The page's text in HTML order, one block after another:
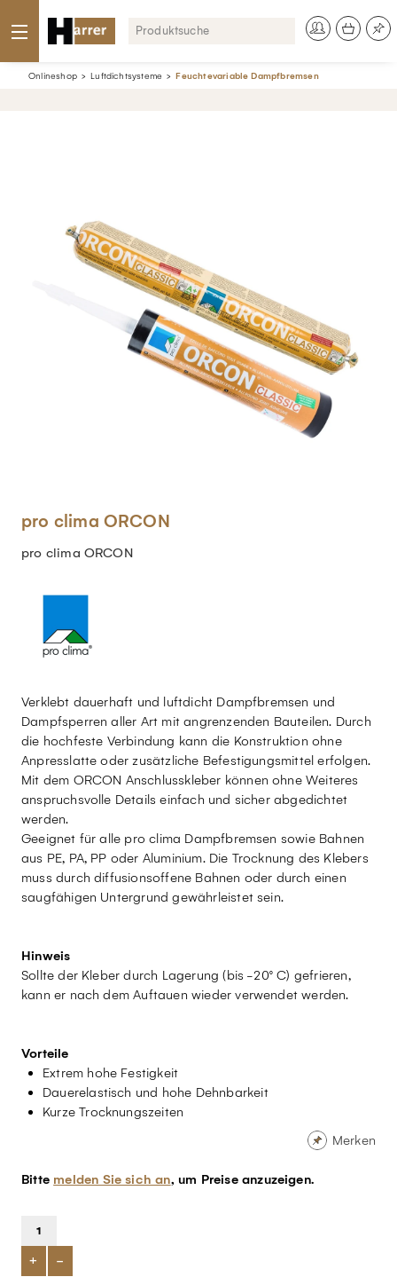
Onlineshop Luftdichtsysteme Feuchtevariable Dampfbremsen
pro clima ORCON
pro clima ORCON
Verklebt dauerhaft und luftdicht Dampfbremsen und
Dampfsperren aller Art mit angrenzenden Bauteilen. Durch
die hochfeste Verbindung kann die Konstruktion ohne
Anpresslatte oder zusätzliche Befestigungsmittel erfolgen.
Mit dem ORCON Anschlusskleber können ohne Weiteres
anspruchsvolle Details einfach und sicher abgedichtet
werden.
Geeignet für alle pro clima Dampfbremsen sowie Bahnen
aus PE, PA, PP oder Aluminium. Die Trocknung des Klebers
muss durch diffusionsoffene Bahnen oder durch einen
saugfähigen Untergrund gewährleistet sein.
Hinweis
Sollte der Kleber durch Lagerung (bis -20° C) gefrieren,
kann er nach dem Auftauen wieder verwendet werden.
Vorteile
Extrem hohe Festigkeit
Dauerelastisch und hohe Dehnbarkeit
Kurze Trocknungszeiten
Merken
Bitte melden Sie sich an, um Preise anzuzeigen.
+ -